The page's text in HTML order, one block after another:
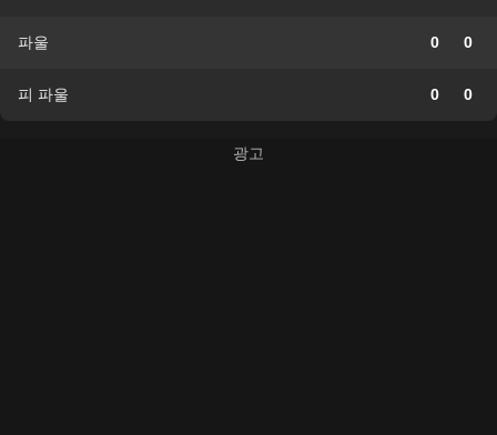
파울 0 0
피 파울 0 0